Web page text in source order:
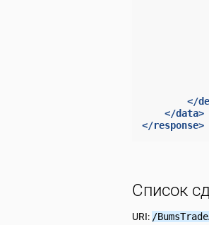
</
</data>
</response>
Список
URI: /